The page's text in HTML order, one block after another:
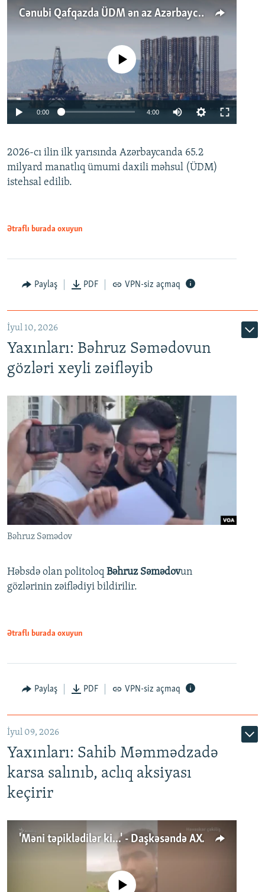
Cənubi Qafqazda ÜDM ən az Azərbaycanda artır: Qonşuları niyə Bakını qabaqlaya bilir?
Auto 240p 360p 480p
No media source currently available
0:00 4:00
360p
480p
2026-cı ilin ilk yarısında Azərbaycanda 65.2
milyard manatlıq ümumi daxili məhsul (ÜDM)
istehsal edilib.
Ətraflı burada oxuyun
Paylaş PDF VPN-siz açmaq
İyul 10, 2026
Yaxınları: Bəhruz Səmədovun
gözləri xeyli zəifləyib
Bəhruz Səmədov
Həbsdə olan politoloq Bəhruz Səmədovun
gözlərinin zəiflədiyi bildirilir.
Ətraflı burada oxuyun
Paylaş PDF VPN-siz açmaq
İyul 09, 2026
Yaxınları: Sahib Məmmədzadə
karsa salınıb, aclıq aksiyası
keçirir
'Məni təpiklədilər ki...' - Daşkəsəndə AXCP fəalının yaxınları onun həbsinə etiraz edirlər
No media source currently available